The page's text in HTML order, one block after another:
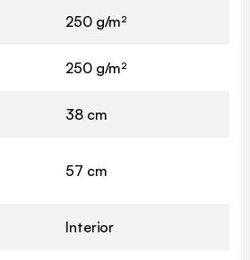
250 g/m²
250 g/m²
38 cm
57 cm
Interior